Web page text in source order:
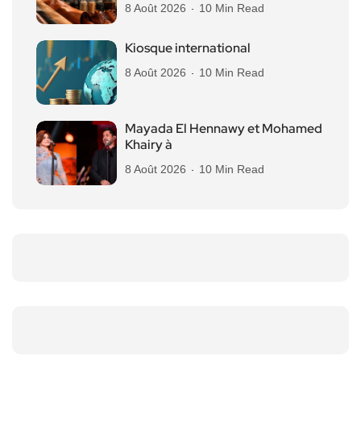
8 Août 2026 10 Min Read
Kiosque international
8 Août 2026 10 Min Read
Mayada El Hennawy et Mohamed
Khairy à
8 Août 2026 10 Min Read